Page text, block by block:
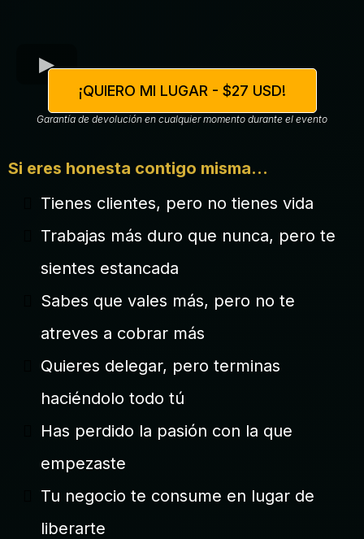
¡QUIERO MI LUGAR - $27 USD!
Garantía de devolución en cualquier momento durante el evento
Si eres honesta contigo misma...
Tienes clientes, pero no tienes vida
Trabajas más duro que nunca, pero te
sientes estancada
Sabes que vales más, pero no te
atreves a cobrar más
Quieres delegar, pero terminas
haciéndolo todo tú
Has perdido la pasión con la que
empezaste
Tu negocio te consume en lugar de
liberarte